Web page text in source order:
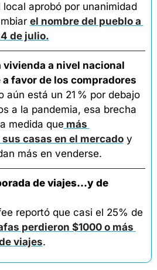
aprobó por unanimidad
el nombre del pueblo a
de julio.
vivienda a nivel nacional
favor de los compradores
aún está un 21 % por debajo
a la pandemia, esa brecha
medida que más
casas en el mercado y
más en venderse.
de viajes…y de
reportó que casi el 25% de
perdieron $1000 o más
viajes.